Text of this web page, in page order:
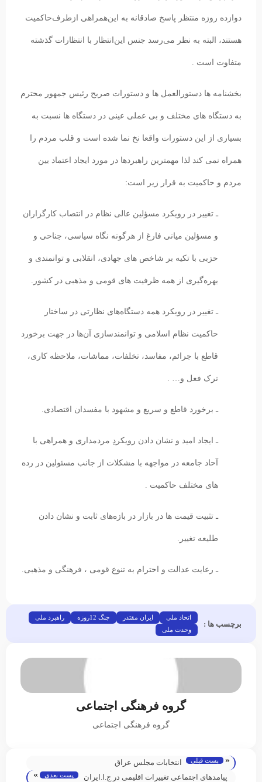
دوازده روزه منتظر پاسخ صادقانه به این‌همراهی ازطرف‌حاکمیت
هستند، البته به نظر می‌رسد جنس این‌انتظار با انتظارات گذشته
متفاوت است .
بخشنامه ها دستورالعمل ها و دستورات صریح رئیس جمهور محترم
به دستگاه های مختلف و بی عملی عینی در دستگاه ها نسبت به
بسیاری از این دستورات واقعا نخ نما شده است و قلب مردم را
همراه نمی کند لذا مهمترین راهبردها در مورد ایجاد اعتماد بین
مردم و حاکمیت به قرار زیر است:
ـ تغییر در رویکرد مسؤلین عالی نظام در انتصاب کارگزاران
و مسؤلین میانی فارغ از هرگونه نگاه سیاسی، جناحی و
حزبی با تکیه بر شاخص های جهادی، انقلابی و توانمندی و
بهره‌گیری از همه ظرفیت های قومی و مذهبی در کشور.
ـ تغییر در رویکرد همه دستگاه‌های نظارتی در ساختار
حاکمیت نظام اسلامی و توانمندسازی آن‌ها در جهت برخورد
قاطع با جرائم، مفاسد، تخلفات، مماشات، ملاحظه کاری،
ترک فعل و… .
ـ برخورد قاطع و سریع و مشهود با مفسدان اقتصادی.
ـ ایجاد امید و نشان دادن رویکردِ مردمداری و همراهی با
آحاد جامعه در مواجهه با مشکلات از جانب مسئولین در رده
های مختلف حاکمیت .
ـ تثبیت قیمت ها در بازار در بازه‌های ثابت و نشان دادن
طلیعه تغییر.
ـ رعایت عدالت و احترام به تنوع قومی ، فرهنگی و مذهبی.
برچسب ها :
اتحاد ملی ایران مقتدر جنگ 12روزه
راهبرد ملی
وحدت ملی
گروه فرهنگی اجتماعی
گروه فرهنگی اجتماعی
« پست قبلی
انتخابات مجلس عراق
پیامدهای اجتماعی تغییرات اقلیمی در ج.ا.ایران
پست بعدی »